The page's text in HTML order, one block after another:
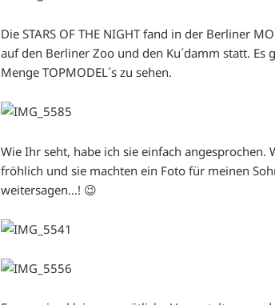
Die STARS OF THE NIGHT fand in der Berliner
auf den Berliner Zoo und den Ku´damm statt.
Menge TOPMODEL´s zu sehen.
Wie Ihr seht, habe ich sie einfach
fröhlich und sie machten ein Foto für meinen
weitersagen…! 😉